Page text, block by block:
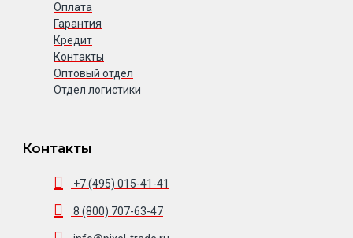
Оплата
Гарантия
Кредит
Контакты
Оптовый отдел
Отдел логистики
Контакты
+7 (495) 015-41-41
8 (800) 707-63-47